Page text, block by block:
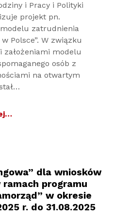
i Pracy i Polityki
projekt pn.
zatrudnienia
Polsce”. W związku
założeniami modelu
osób z
na otwartym
dla wniosków
ramach programu
w okresie
r. do 31.08.2025